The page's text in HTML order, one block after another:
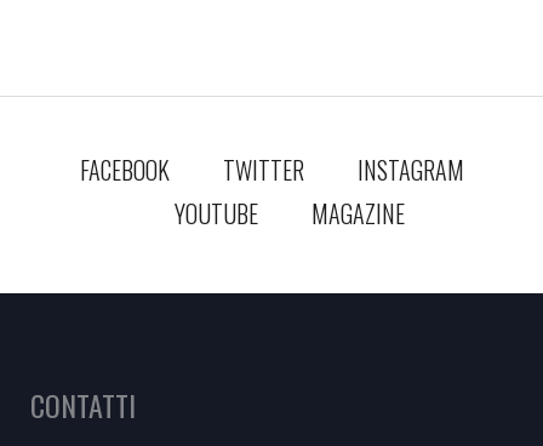
FACEBOOK TWITTER
INSTAGRAM
YOUTUBE
MAGAZINE
CONTATTI